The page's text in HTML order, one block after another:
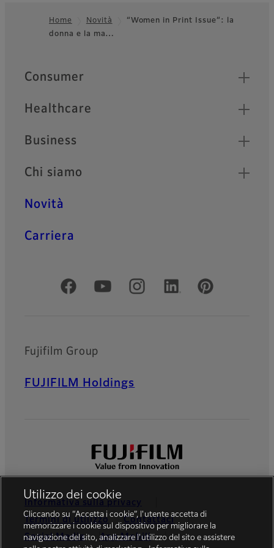
Footer
Home Novità
“Women in Print Issue”: la
donna e la ma…
Quick Links
Consumer
Healthcare
Business
Chi siamo
Novità
Carriera
Social media ufficiali
Fujifilm Group
FUJIFILM Holdings
Informativa sulla privacy
Termini di utilizzo
Contattaci
Social Media
App Mobili
Utilizzo dei cookie
Cliccando su “Accetta i cookie”, l'utente accetta di
memorizzare i cookie sul dispositivo per migliorare la
navigazione del sito, analizzare l'utilizzo del sito e assistere